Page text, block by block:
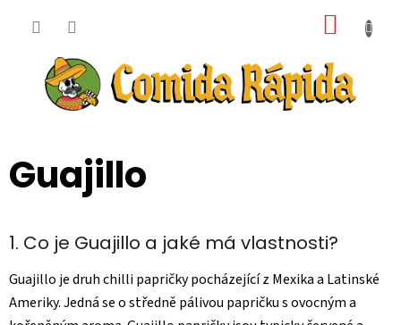
KOŠÍK
Guajillo
1. Co je Guajillo a jaké má vlastnosti?
Guajillo je druh chilli papričky pocházející z Mexika a Latinské
Ameriky. Jedná se o středně pálivou papričku s ovocným a